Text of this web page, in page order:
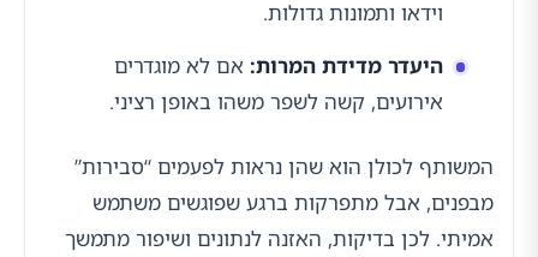
וידאו ותמונות גדולות.
היעדר מדידת המרות: אם לא מוגדרים
אירועים, קשה לשפר משהו באופן רציני.
המשותף לכולן הוא שהן נראות לפעמים “סבירות”
מבפנים, אבל מתפרקות ברגע שפוגשים משתמש
אמיתי. לכן בדיקות, האזנה לנתונים ושיפור מתמשך